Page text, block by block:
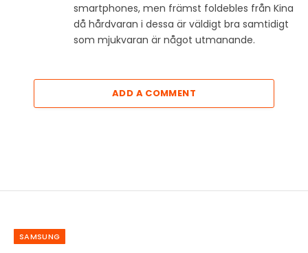
smartphones, men främst foldebles från Kina
då hårdvaran i dessa är väldigt bra samtidigt
som mjukvaran är något utmanande.
ADD A COMMENT
SAMSUNG